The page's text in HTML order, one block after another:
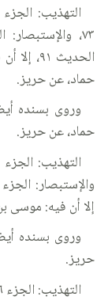
الحديث
حماد، عن حريز.
وروى بسنده
حماد، عن حريز.
إلا أن فيه: موسى
وروى بسنده
حريز.
التهذيب: الجزء ٦، باب المكاسب، الحديث ١١٥٩.